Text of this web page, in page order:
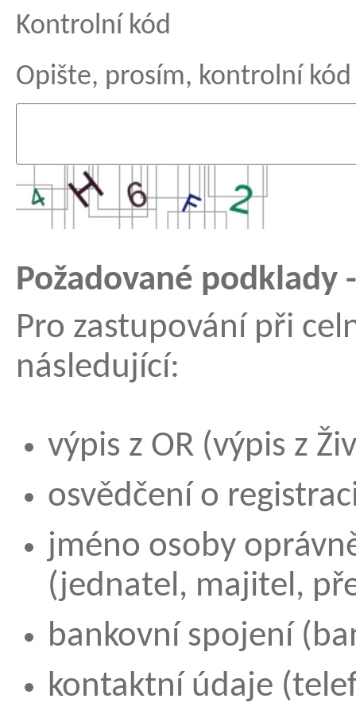
Kontrolní kód
Opište, prosím, kontrolní kód
Požadované podklady
Pro zastupování při
následující:
výpis z OR (výpis z
osvědčení o
jméno osoby
(jednatel, majitel,
bankovní spojení
kontaktní údaje